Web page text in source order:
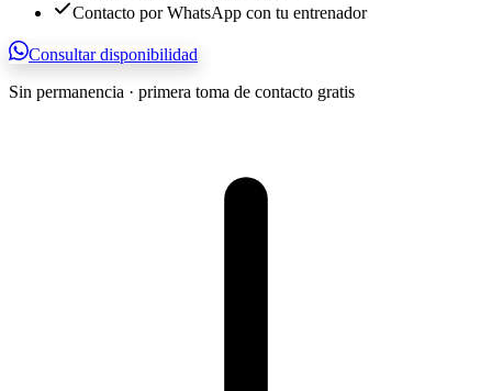
Contacto por WhatsApp con tu entrenador
Consultar disponibilidad
Sin permanencia · primera toma de contacto gratis